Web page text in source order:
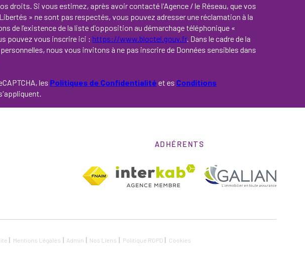
droits. Si vous estimez, après avoir contacté l'Agence / le Réseau, que vos
» ne sont pas respectés, vous pouvez adresser une réclamation à la
de l’existence de la liste d'opposition au démarchage téléphonique «
pouvez vous inscrire ici : https://www.bloctel.gouv.fr. Dans le cadre de la
nous vous invitons à ne pas inscrire de Données sensibles dans
les Politiques de Confidentialité et es Conditions
ADHÉRENTS
Mentions Légales Admin Nos Liens Politique RGPD Cookies